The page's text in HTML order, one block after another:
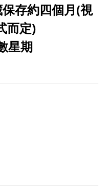
保存約四個月(視
而定)
星期